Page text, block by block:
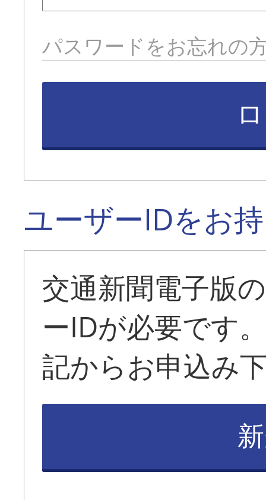
パスワードをお忘れの
ユーザーIDをお
交通新聞電子版
ーIDが必要です
記からお申込み